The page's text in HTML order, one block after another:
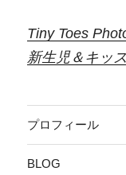
Tiny Toes
新生児＆キッ
プロフィール
BLOG